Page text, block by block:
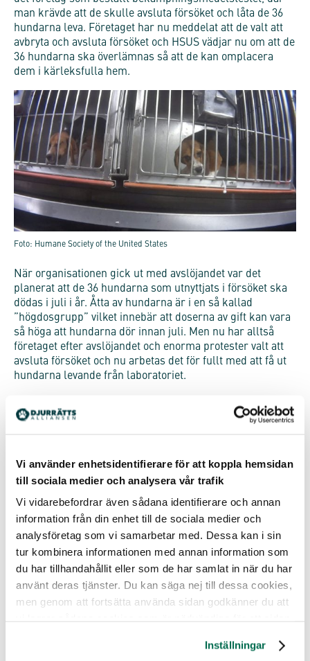
Vi använder enhetsidentifierare för att koppla hemsidan
till sociala medier och analysera vår trafik
Vi vidarebefordrar även sådana identifierare och annan
information från din enhet till de sociala medier och
analysföretag som vi samarbetar med. Dessa kan i sin
tur kombinera informationen med annan information som
du har tillhandahållit eller som de har samlat in när du har
använt deras tjänster. Du kan säga nej till dessa cookies,
men genom att fortsätta använda sidan godkänner du att
Inställningar
man krävde att de skulle avsluta försöket och låta de 36
hundarna leva. Företaget har nu meddelat att de valt att
avbryta och avsluta försöket och HSUS vädjar nu om att de
36 hundarna ska överlämnas så att de kan omplacera
dem i kärleksfulla hem.
Foto: Humane Society of the United States
När organisationen gick ut med avslöjandet var det
planerat att de 36 hundarna som utnyttjats i försöket ska
dödas i juli i år. Åtta av hundarna är i en så kallad
”högdosgrupp” vilket innebär att doserna av gift kan vara
så höga att hundarna dör innan juli. Men nu har alltså
företaget efter avslöjandet och enorma protester valt att
avsluta försöket och nu arbetas det för fullt med att få ut
hundarna levande från laboratoriet.
Harvey, den enda hund i försöket som fått ett namn. Han